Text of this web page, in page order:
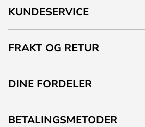
KUNDESERVICE
FRAKT OG RETUR
DINE FORDELER
BETALINGSMETODER